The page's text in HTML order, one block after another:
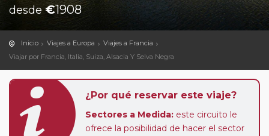
desde €1908
Inicio Viajes a Europa
Viajes a Francia
Viajar por Francia, Italia, Suiza, Alsacia Y Selva Negra
¿Por qué reservar este viaje?
Sectores a Medida: este circuito le
ofrece la posibilidad de hacer el sector